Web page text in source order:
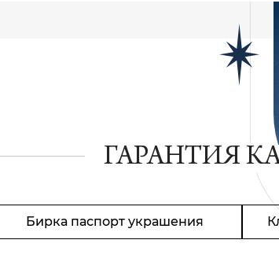
ГАРАНТИЯ
Бирка паспорт украшения